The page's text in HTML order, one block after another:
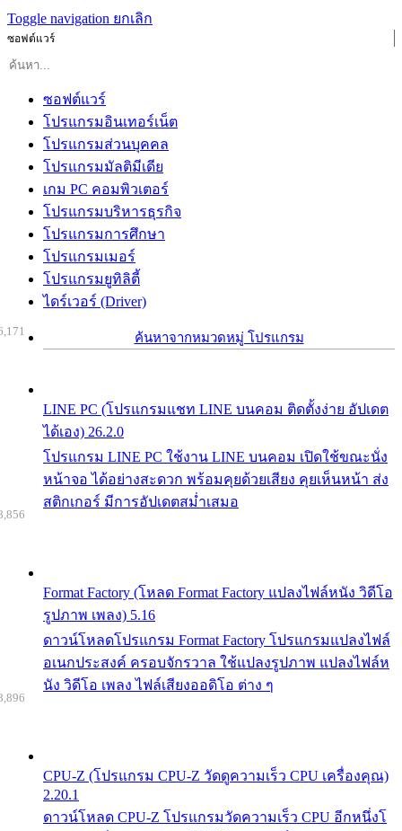
Toggle navigation ยกเลิก
ซอฟต์แวร์
ซอฟต์แวร์
โปรแกรมอินเทอร์เน็ต
โปรแกรมส่วนบุคคล
โปรแกรมมัลติมีเดีย
เกม PC คอมพิวเตอร์
โปรแกรมบริหารธุรกิจ
โปรแกรมการศึกษา
โปรแกรมเมอร์
โปรแกรมยูทิลิตี้
ไดร์เวอร์ (Driver)
ค้นหาจากหมวดหมู่ โปรแกรม
LINE PC (โปรแกรมแชท LINE บนคอม ติดตั้งง่าย อัปเดต
ได้เอง) 26.2.0
โปรแกรม LINE PC ใช้งาน LINE บนคอม เปิดใช้ขณะนั่ง
หน้าจอ ได้อย่างสะดวก พร้อมคุยด้วยเสียง คุยเห็นหน้า ส่ง
สติกเกอร์ มีการอัปเดตสม่ำเสมอ
Format Factory (โหลด Format Factory แปลงไฟล์หนัง วิดีโอ
รูปภาพ เพลง) 5.16
ดาวน์โหลดโปรแกรม Format Factory โปรแกรมแปลงไฟล์
อเนกประสงค์ ครอบจักรวาล ใช้แปลงรูปภาพ แปลงไฟล์ห
นัง วิดีโอ เพลง ไฟล์เสียงออดิโอ ต่าง ๆ
CPU-Z (โปรแกรม CPU-Z วัดดูความเร็ว CPU เครื่องคุณ)
2.20.1
ดาวน์โหลด CPU-Z โปรแกรมวัดความเร็ว CPU อีกหนึ่งโ